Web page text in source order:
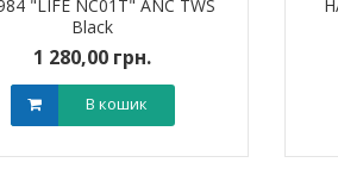
"LIFE NC01T" ANC TWS
Black
1 280,00 грн.
В кошик